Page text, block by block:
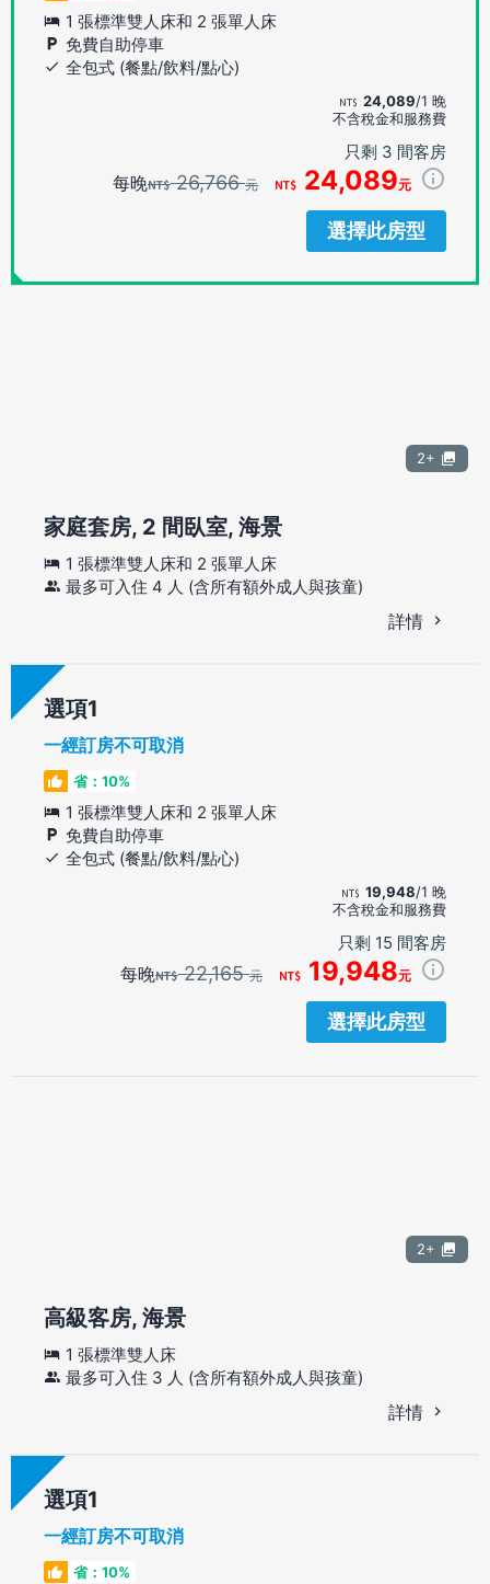
1 張標準雙人床和 2 張單人床
免費自助停車
全包式 (餐點/飲料/點心)
24,089/1 晚
不含稅金和服務費
只剩 3 間客房
每晚 26,766元 24,089元
選擇此房型
2+
家庭套房, 2 間臥室, 海景
1 張標準雙人床和 2 張單人床
最多可入住 4 人 (含所有額外成人與孩童)
詳情
選項
一經訂房不可取消
省：10%
1 張標準雙人床和 2 張單人床
免費自助停車
全包式 (餐點/飲料/點心)
19,948/1 晚
不含稅金和服務費
只剩 15 間客房
每晚 22,165元 19,948元
選擇此房型
2+
高級客房, 海景
1 張標準雙人床
最多可入住 3 人 (含所有額外成人與孩童)
詳情
選項
一經訂房不可取消
省：10%